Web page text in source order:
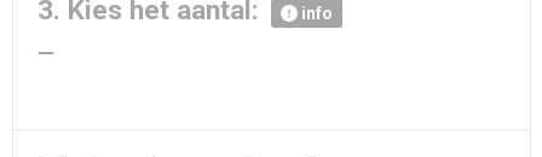
3. Kies het aantal: info